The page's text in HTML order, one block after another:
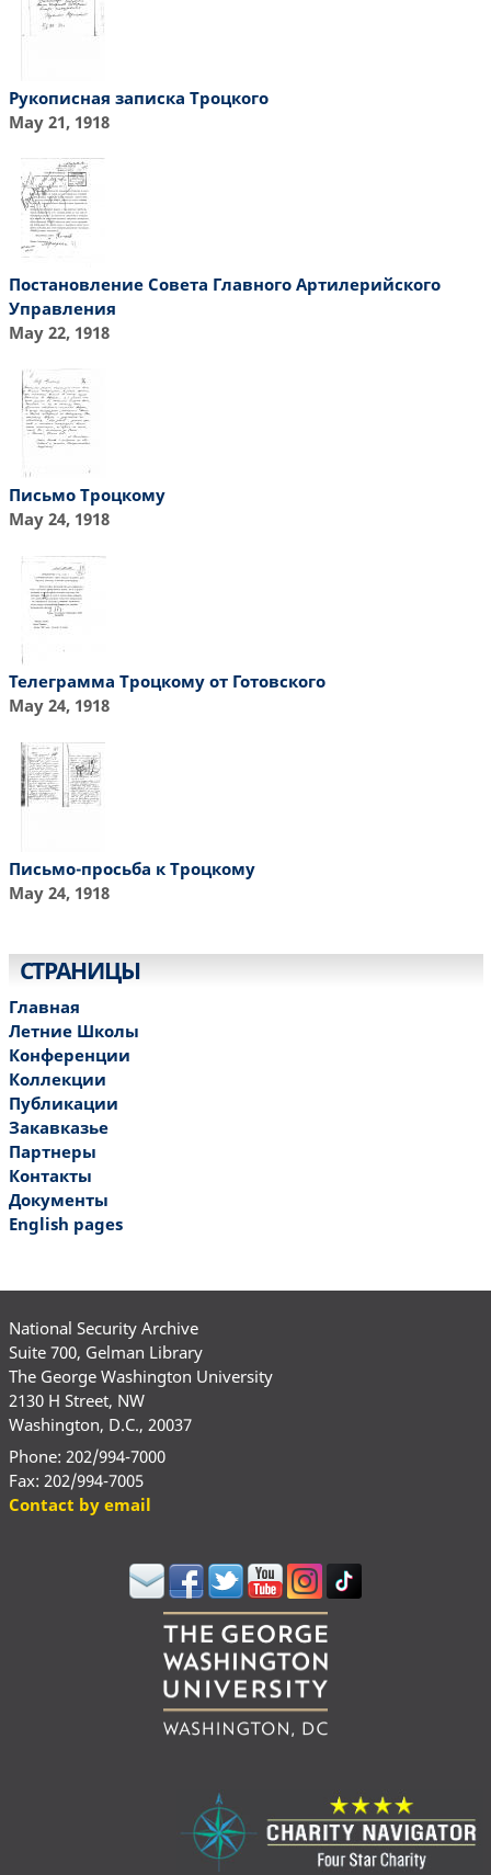
Рукописная записка Троцкого
May 21, 1918
Постановление Совета Главного Артилерийского
Управления
May 22, 1918
Письмо Троцкому
May 24, 1918
Телеграмма Троцкому от Готовского
May 24, 1918
Письмо-просьба к Троцкому
May 24, 1918
СТРАНИЦЫ
Главная
Летние Школы
Конференции
Коллекции
Публикации
Закавказье
Партнеры
Контакты
Документы
English pages
National Security Archive
Suite 700, Gelman Library
The George Washington University
2130 H Street, NW
Washington, D.C., 20037
Phone: 202/994-7000
Fax: 202/994-7005
Contact by email